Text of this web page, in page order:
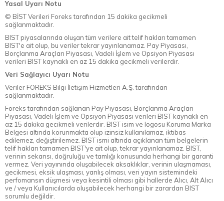
Yasal Uyarı Notu
© BİST Verileri Foreks tarafından 15 dakika gecikmeli
sağlanmaktadır.
BIST piyasalarında oluşan tüm verilere ait telif hakları tamamen
BIST'e ait olup, bu veriler tekrar yayınlanamaz. Pay Piyasası,
Borçlanma Araçları Piyasası, Vadeli İşlem ve Opsiyon Piyasası
verileri BIST kaynaklı en az 15 dakika gecikmeli verilerdir.
Veri Sağlayıcı Uyarı Notu
Veriler FOREKS Bilgi İletişim Hizmetleri A.Ş. tarafından
sağlanmaktadır.
Foreks tarafından sağlanan Pay Piyasası, Borçlanma Araçları
Piyasası, Vadeli İşlem ve Opsiyon Piyasası verileri BIST kaynaklı en
az 15 dakika gecikmeli verilerdir. BIST isim ve logosu Koruma Marka
Belgesi altında korunmakta olup izinsiz kullanılamaz, iktibas
edilemez, değiştirilemez. BIST ismi altında açıklanan tüm belgelerin
telif hakları tamamen BIST'ye ait olup, tekrar yayınlanamaz. BIST,
verinin sekansı, doğruluğu ve tamlığı konusunda herhangi bir garanti
vermez. Veri yayınında oluşabilecek aksaklıklar, verinin ulaşmaması,
gecikmesi, eksik ulaşması, yanlış olması, veri yayın sistemindeki
perfomansın düşmesi veya kesintili olması gibi hallerde Alıcı, Alt Alıcı
ve / veya Kullanıcılarda oluşabilecek herhangi bir zarardan BIST
sorumlu değildir.